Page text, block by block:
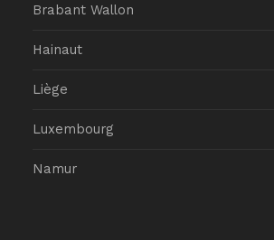
Brabant Wallon
Hainaut
Liège
Luxembourg
Namur